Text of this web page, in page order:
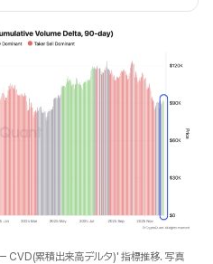
CVD(累積出来高デルタ)' 指標推移. 写真